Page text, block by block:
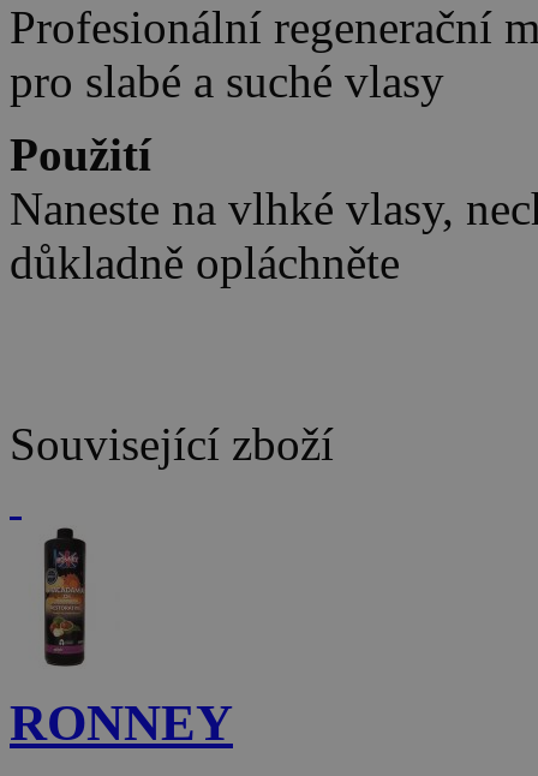
Profesionální regenerační
pro slabé a suché vlasy
Použití
Naneste na vlhké vlasy,
důkladně opláchněte
Související zboží
RONNEY